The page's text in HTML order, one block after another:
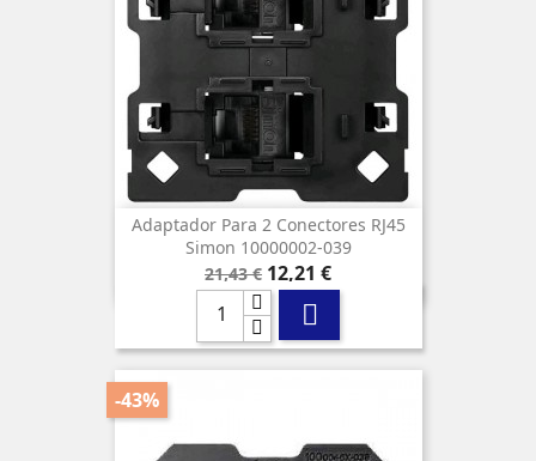
Adaptador Para 2 Conectores RJ45
Simon 10000002-039
Precio
base
21,43 € Precio
12,21 €

-43%